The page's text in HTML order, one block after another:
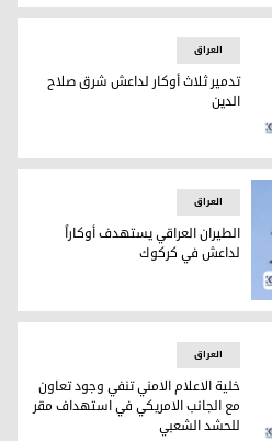
العسكرية وأسايش السليمانية..
صلاح الدين
العراق
تدمير ثلاث أوكار لداعش شرق صلاح
الدين
لداعش في كركوك
العراق
الطيران العراقي يستهدف أوكاراً
لداعش في كركوك
العراق
خلية الاعلام الامني تنفي وجود تعاون
مع الجانب الامريكي في استهداف مقر
للحشد الشعبي